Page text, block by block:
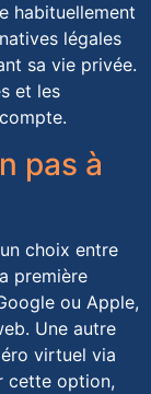
habituellement
légales
sa vie privée.
et les
pas à
choix entre
première
ou Apple,
Une autre
virtuel via
cette option,